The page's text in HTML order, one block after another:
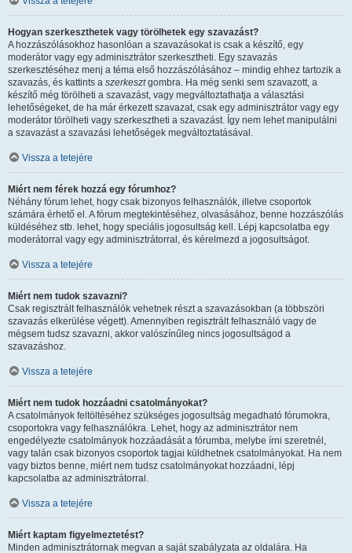
Hogyan szerkeszthetek vagy törölhetek egy szavazást?
A hozzászólásokhoz hasonlóan a szavazásokat is csak a készítő, egy
moderátor vagy egy adminisztrátor szerkesztheti. Egy szavazás
szerkesztéséhez menj a téma első hozzászólásához – mindig ehhez tartozik a
szavazás, és kattints a szerkesztgombra. Ha még senki sem szavazott, a
készítő még törölheti a szavazást, vagy megváltoztathatja a választási
lehetőségeket, de ha már érkezett szavazat, csak egy adminisztrátor vagy egy
moderátor törölheti vagy szerkesztheti a szavazást. Így nem lehet manipulálni
a szavazást a szavazási lehetőségek megváltoztatásával.
Vissza a tetejére
Miért nem férek hozzá egy fórumhoz?
Néhány fórum lehet, hogy csak bizonyos felhasználók, illetve csoportok
számára érhető el. A fórum megtekintéséhez, olvasásához, benne hozzászólás
küldéséhez stb. lehet, hogy speciális jogosultság kell. Lépj kapcsolatba egy
moderátorral vagy egy adminisztrátorral, és kérelmezd a jogosultságot.
Vissza a tetejére
Miért nem tudok szavazni?
Csak regisztrált felhasználók vehetnek részt a szavazásokban (a többszöri
szavazás elkerülése végett). Amennyiben regisztrált felhasználó vagy de
mégsem tudsz szavazni, akkor valószínűleg nincs jogosultságod a
szavazáshoz.
Vissza a tetejére
Miért nem tudok hozzáadni csatolmányokat?
A csatolmányok feltöltéséhez szükséges jogosultság megadható fórumokra,
csoportokra vagy felhasználókra. Lehet, hogy az adminisztrátor nem
engedélyezte csatolmányok hozzáadását a fórumba, melybe írni szeretnél,
vagy talán csak bizonyos csoportok tagjai küldhetnek csatolmányokat. Ha nem
vagy biztos benne, miért nem tudsz csatolmányokat hozzáadni, lépj
kapcsolatba az adminisztrátorral.
Vissza a tetejére
Miért kaptam figyelmeztetést?
Minden adminisztrátornak megvan a saját szabályzata az oldalára. Ha